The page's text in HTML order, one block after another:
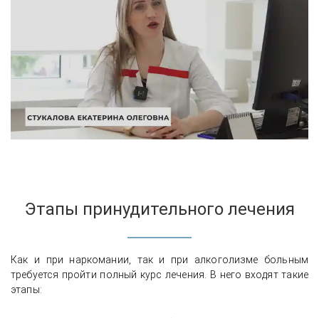
Этапы принудительного лечения
Как и при наркомании, так и при алкоголизме больным
требуется пройти полный курс лечения. В него входят такие
этапы: